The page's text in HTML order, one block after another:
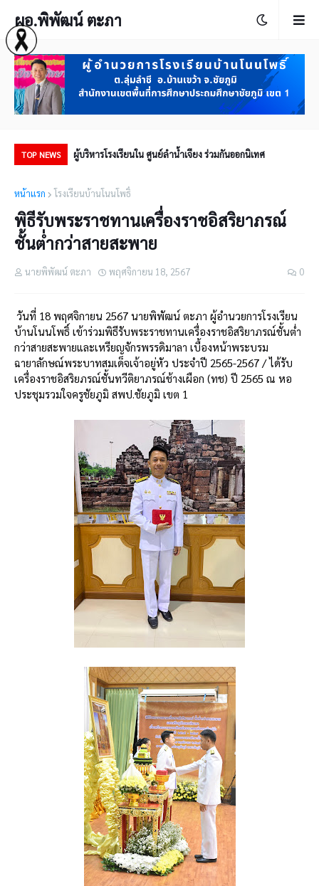
ผอ.พิพัฒน์ ตะภา
TOP NEWS ผู้บริหารโรงเรียนใน ศูนย์ลำน้ำเจียง ร่วมกันออกนิเทศ
หน้าแรก โรงเรียนบ้านโนนโพธิ์
พิธีรับพระราชทานเครื่องราชอิสริยาภรณ์
ชั้นต่ำกว่าสายสะพาย
นายพิพัฒน์ ตะภา พฤศจิกายน 18, 2567 0
วันที่ 18 พฤศจิกายน 2567 นายพิพัฒน์ ตะภา ผู้อำนวยการโรงเรียน
บ้านโนนโพธิ์ เข้าร่วมพิธีรับพระราชทานเครื่องราชอิสริยาภรณ์ชั้นต่ำ
กว่าสายสะพายและเหรียญจักรพรรดิมาลา เบื้องหน้าพระบรม
ฉายาลักษณ์พระบาทสมเด็จเจ้าอยู่หัว ประจำปี 2565-2567 / ได้รับ
เครื่องราชอิสริยภรณ์ชั้นทวีติยาภรณ์ช้างเผือก (ทช) ปี 2565 ณ หอ
ประชุมรวมใจครูชัยภูมิ สพป.ชัยภูมิ เขต 1